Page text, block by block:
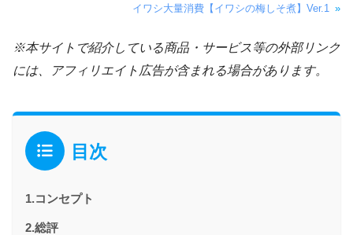
イワシ大量消費【イワシの梅しそ煮】Ver.1 »
※本サイトで紹介している商品・サービス等の外部リンク
には、アフィリエイト広告が含まれる場合があります。
目次
1.コンセプト
2.総評